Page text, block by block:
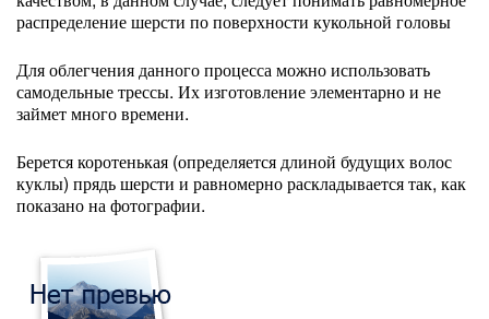
распределение шерсти по поверхности кукольной головы
Для облегчения данного процесса можно использовать
самодельные трессы. Их изготовление элементарно и не
займет много времени.
Берется коротенькая (определяется длиной будущих волос
куклы) прядь шерсти и равномерно раскладывается так, как
показано на фотографии.